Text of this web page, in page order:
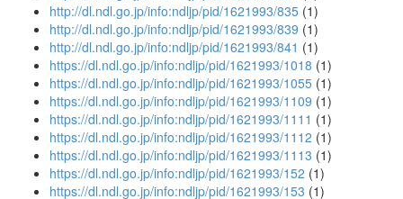
http://dl.ndl.go.jp/info:ndljp/pid/1621993/835 (1)
http://dl.ndl.go.jp/info:ndljp/pid/1621993/839 (1)
http://dl.ndl.go.jp/info:ndljp/pid/1621993/841 (1)
https://dl.ndl.go.jp/info:ndljp/pid/1621993/1018 (1)
https://dl.ndl.go.jp/info:ndljp/pid/1621993/1055 (1)
https://dl.ndl.go.jp/info:ndljp/pid/1621993/1109 (1)
https://dl.ndl.go.jp/info:ndljp/pid/1621993/1111 (1)
https://dl.ndl.go.jp/info:ndljp/pid/1621993/1112 (1)
https://dl.ndl.go.jp/info:ndljp/pid/1621993/1113 (1)
https://dl.ndl.go.jp/info:ndljp/pid/1621993/152 (1)
https://dl.ndl.go.jp/info:ndljp/pid/1621993/153 (1)